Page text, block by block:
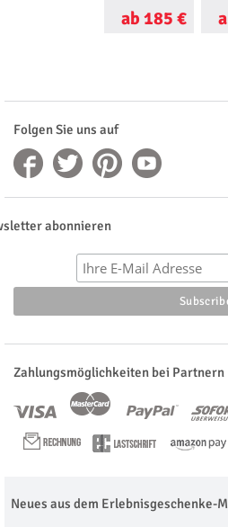
ab 185 €
Folgen Sie uns auf
abonnieren
Zahlungsmöglichkeiten bei Partnern
Neues aus dem Erlebnisgeschenke-